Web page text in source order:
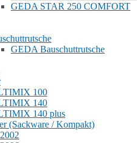
GEDA STAR 250 COMFORT
GEDA Bauschuttrutsche
100
140
140 plus
(Sackware / Kompakt)